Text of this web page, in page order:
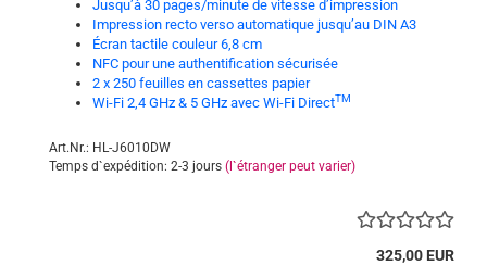
Jusqu’à 30 pages/minute de vitesse d’impression
Impression recto verso automatique jusqu’au DIN A3
Écran tactile couleur 6,8 cm
NFC pour une authentification sécurisée
2 x 250 feuilles en cassettes papier
Wi-Fi 2,4 GHz & 5 GHz avec Wi-Fi DirectTM
Art.Nr.: HL-J6010DW
Temps d`expédition: 2-3 jours (l`étranger peut varier)
325,00 EUR